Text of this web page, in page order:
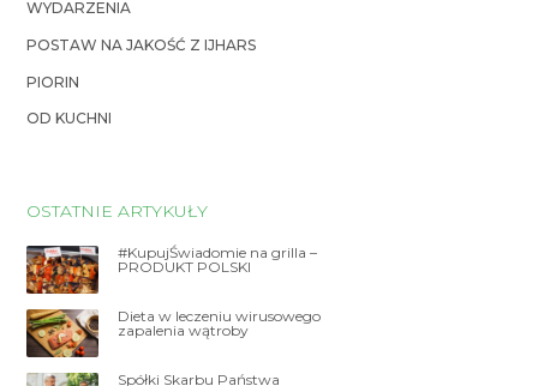
WYDARZENIA
POSTAW NA JAKOŚĆ Z IJHARS
PIORIN
OD KUCHNI
OSTATNIE ARTYKUŁY
#KupujŚwiadomie na grilla –
PRODUKT POLSKI
Dieta w leczeniu wirusowego
zapalenia wątroby
Spółki Skarbu Państwa